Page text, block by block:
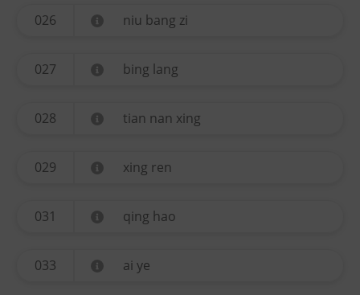
026 niu bang zi
027 bing lang
028 tian nan xing
029 xing ren
031 qing hao
033 ai ye